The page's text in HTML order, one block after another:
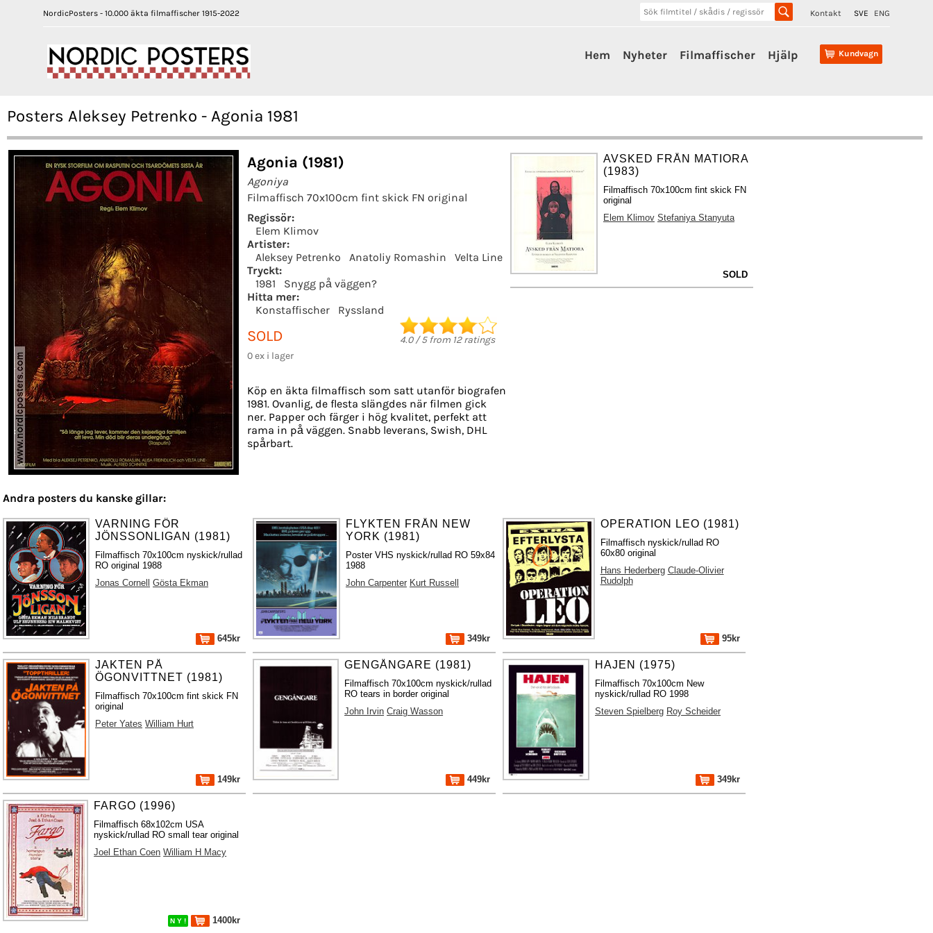
NordicPosters - 10.000 äkta filmaffischer 1915-2022 Kontakt SVE ENG
Kundvagn
Hem Nyheter Filmaffischer Hjälp
Posters Aleksey Petrenko - Agonia 1981
Agonia (1981)
Agoniya
Filmaffisch 70x100cm fint skick FN original
Regissör:
Elem Klimov
Artister:
Aleksey Petrenko
Anatoliy Romashin
Velta Line
Tryckt:
1981
Snygg på väggen?
Hitta mer:
Konstaffischer
Ryssland
SOLD
0 ex i lager
4.0/5from 12ratings
Köp en äkta filmaffisch som satt utanför biografen
1981. Ovanlig, de flesta slängdes när filmen gick
ner. Papper och färger i hög kvalitet, perfekt att
rama in på väggen. Snabb leverans, Swish, DHL
spårbart.
AVSKED FRÅN MATIORA
(1983)
Filmaffisch 70x100cm fint skick FN
original
Elem Klimov Stefaniya Stanyuta
SOLD
Andra posters du kanske gillar:
VARNING FÖR
JÖNSSONLIGAN (1981)
Filmaffisch 70x100cm nyskick/rullad
RO original 1988
Jonas Cornell Gösta Ekman
645kr
FLYKTEN FRÅN NEW
YORK (1981)
Poster VHS nyskick/rullad RO 59x84
1988
John Carpenter Kurt Russell
349kr
OPERATION LEO (1981)
Filmaffisch nyskick/rullad RO
60x80 original
Hans Hederberg Claude-Olivier
Rudolph
95kr
JAKTEN PÅ
ÖGONVITTNET (1981)
Filmaffisch 70x100cm fint skick FN
original
Peter Yates William Hurt
149kr
GENGÅNGARE (1981)
Filmaffisch 70x100cm nyskick/rullad
RO tears in border original
John Irvin Craig Wasson
449kr
HAJEN (1975)
Filmaffisch 70x100cm New
nyskick/rullad RO 1998
Steven Spielberg Roy Scheider
349kr
FARGO (1996)
Filmaffisch 68x102cm USA
nyskick/rullad RO small tear original
Joel Ethan Coen William H Macy
N Y ! 1400kr